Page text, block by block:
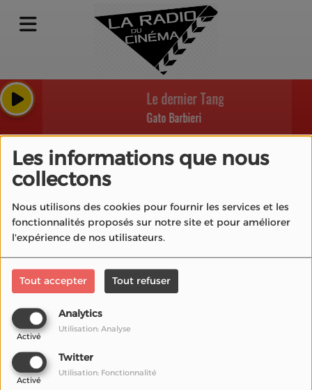
Les informations que nous
collectons
Nous utilisons des cookies pour fournir les services et les
fonctionnalités proposés sur notre site et pour améliorer
l'expérience de nos utilisateurs.
Tout accepter Tout refuser
Analytics
Activé
Utilisation: Analyse
Twitter
Activé
Utilisation: Fonctionnalité
Le dernier Tango à Paris - Last
Gato Barbieri